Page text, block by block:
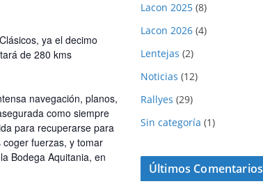
ya el decimo
de 280 kms
navegación, planos,
como siempre
para recuperarse para
fuerzas, y tomar
Bodega Aquitania, en
Lacon 2025 (8)
Lacon 2026 (4)
Lentejas (2)
Noticias (12)
Rallyes (29)
Sin categoría (1)
Últimos Comentarios